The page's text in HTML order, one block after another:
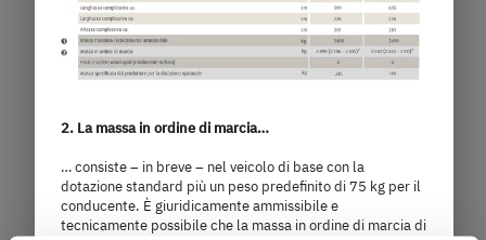
6,6 m
lunghezza
3.499 kg
Massa massima tecnicamente
ammissibile
Seleziona il modello
2. La massa in ordine di marcia…
… consiste – in breve – nel veicolo di base con la
dotazione standard più un peso predefinito di 75 kg per il
conducente. È giuridicamente ammissibile e
tecnicamente possibile che la massa in ordine di marcia di